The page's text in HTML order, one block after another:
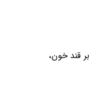
قند خون،